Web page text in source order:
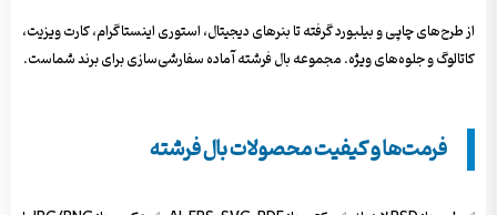
از طرح‌های چاپی و بیلبورد گرفته تا بنرهای دیجیتال، استوری اینستاگرام، کارت ویزیت،
کاتالوگ و جلوه‌های ویژه. مجموعه بال فرشته آماده سفارشی‌سازی برای برند شماست.
فرمت‌ها و کیفیت محصولات بال فرشته